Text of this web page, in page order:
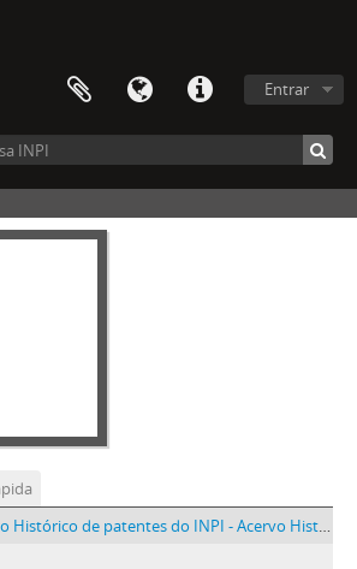
Entrar
de patentes do INPI - Acervo Histórico de patentes do INPI